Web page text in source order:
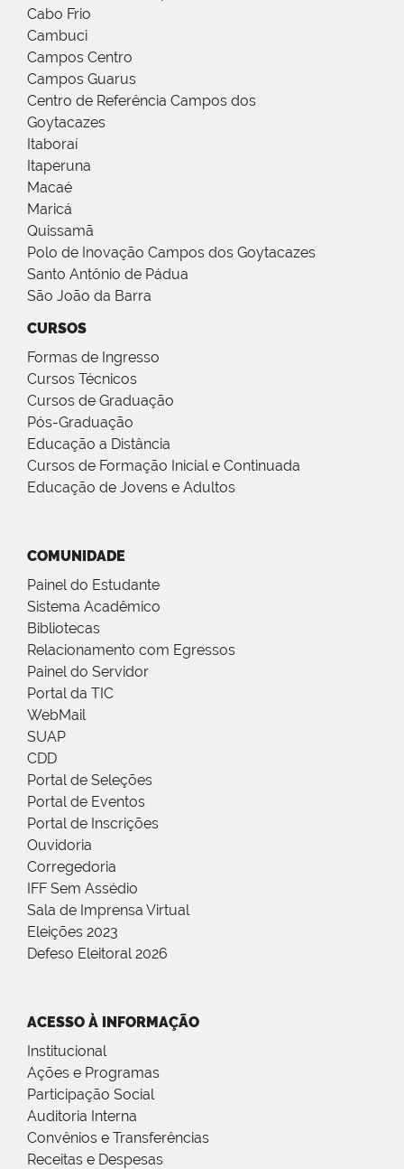
Cabo Frio
Cambuci
Campos Centro
Campos Guarus
Centro de Referência Campos dos
Goytacazes
Itaboraí
Itaperuna
Macaé
Maricá
Quissamã
Polo de Inovação Campos dos Goytacazes
Santo Antônio de Pádua
São João da Barra
CURSOS
Formas de Ingresso
Cursos Técnicos
Cursos de Graduação
Pós-Graduação
Educação a Distância
Cursos de Formação Inicial e Continuada
Educação de Jovens e Adultos
COMUNIDADE
Painel do Estudante
Sistema Acadêmico
Bibliotecas
Relacionamento com Egressos
Painel do Servidor
Portal da TIC
WebMail
SUAP
CDD
Portal de Seleções
Portal de Eventos
Portal de Inscrições
Ouvidoria
Corregedoria
IFF Sem Assédio
Sala de Imprensa Virtual
Eleições 2023
Defeso Eleitoral 2026
ACESSO À INFORMAÇÃO
Institucional
Ações e Programas
Participação Social
Auditoria Interna
Convênios e Transferências
Receitas e Despesas